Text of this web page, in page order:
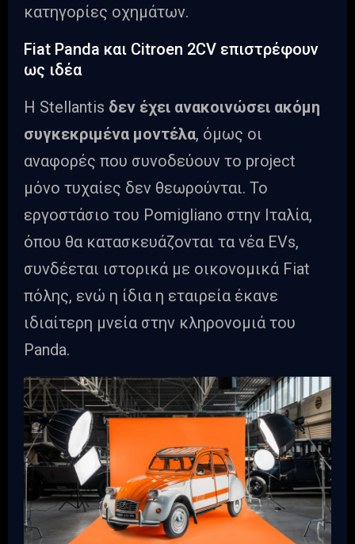
κατηγορίες οχημάτων.
Fiat Panda και Citroen 2CV επιστρέφουν
ως ιδέα
Η Stellantis δεν έχει ανακοινώσει ακόμη
συγκεκριμένα μοντέλα, όμως οι
αναφορές που συνοδεύουν το project
μόνο τυχαίες δεν θεωρούνται. Το
εργοστάσιο του Pomigliano στην Ιταλία,
όπου θα κατασκευάζονται τα νέα EVs,
συνδέεται ιστορικά με οικονομικά Fiat
πόλης, ενώ η ίδια η εταιρεία έκανε
ιδιαίτερη μνεία στην κληρονομιά του
Panda.